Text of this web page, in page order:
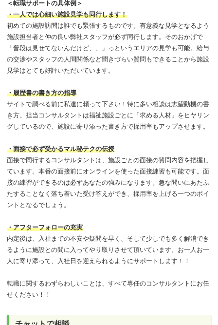
＜転職サポートの具体例＞
・一人では心細い施設見学も同行します！
初めての施設訪問は誰でも緊張するものです。有意義な見学となるよう
施設担当者と仲の良い弊社スタッフが必ず同行します。そのおかげで
「普段は見せてないんだけど、、」っというエリアの見学も可能。給与
の交渉やスタッフの人間関係など聞きづらい質問もできることから施設
見学はとても好評いただいています。
・履歴書の書き方の指導
サイトで調べる前に私達に頼って下さい！特に多い相談は志望動機の書
き方。担当コンサルタントは福祉施設ごとに「求める人材」をヒヤリン
グしているので、施設に寄り添った書き方で採用率もアップさせます。
・面接で必ず受かるマル秘テクの伝授
面接で同行するコンサルタントは、施設ごとの面接の質問内容を把握し
ています。本番の面接前にオンラインを使った面接練習も可能です。面
接の練習ができるのは必ずあなたの強みになります。急な問いにあたふ
たすることなく落ち着いた受け答えができ、採用率を上げる一つのポイ
ントとなるでしょう。
・アフターフォローの充実
内定後は、入社までの不安や疑問を早く、そして少しでも多く解消でき
るように施設との間に入ってやり取りさせて頂いています。お一人お一
人に寄り添って、入社日を迎えられるようにサポートします！！
転職に関するわずらわしいことは、すべて専任のコンサルタントにお任
せください！！